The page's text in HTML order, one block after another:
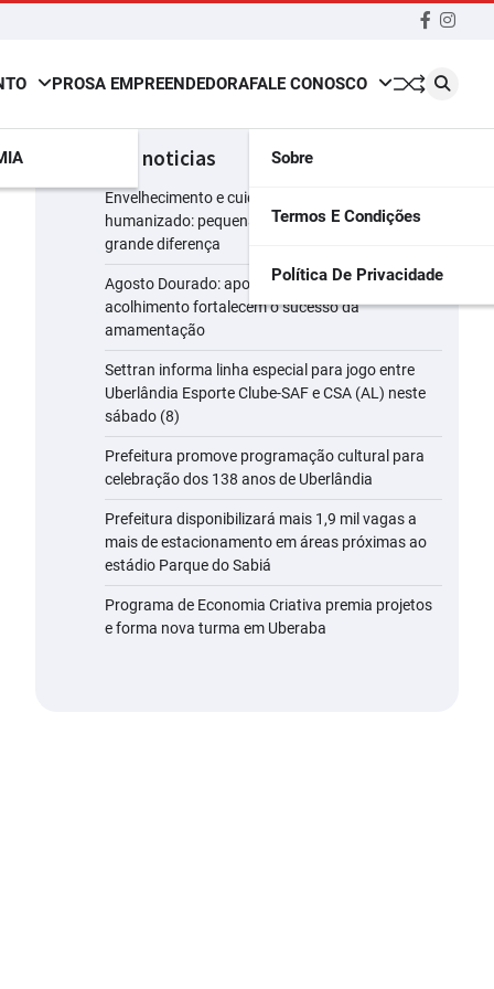
PROSA EMPREENDEDORAFALE CONOSCO
Sobre
Termos E Condições
Política De Privacidade
últimas noticias
Envelhecimento e cuidado consciente e
humanizado: pequenas atitudes que fazem
grande diferença
Agosto Dourado: apoio, informação e
acolhimento fortalecem o sucesso da
amamentação
Settran informa linha especial para jogo entre
Uberlândia Esporte Clube-SAF e CSA (AL) neste
sábado (8)
Prefeitura promove programação cultural para
celebração dos 138 anos de Uberlândia
Prefeitura disponibilizará mais 1,9 mil vagas a
mais de estacionamento em áreas próximas ao
estádio Parque do Sabiá
Programa de Economia Criativa premia projetos
e forma nova turma em Uberaba